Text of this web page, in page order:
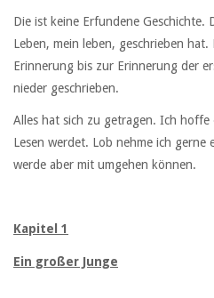
Die ist keine Erfundene Geschichte.
Leben, mein leben, geschrieben hat.
Erinnerung bis zur Erinnerung der
nieder geschrieben.
Alles hat sich zu getragen. Ich hoffe
Lesen werdet. Lob nehme ich
werde aber mit umgehen können.
Kapitel 1
Ein großer Junge